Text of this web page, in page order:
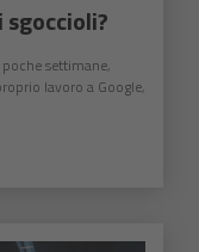
sgoccioli?
settimane,
lavoro a Google,